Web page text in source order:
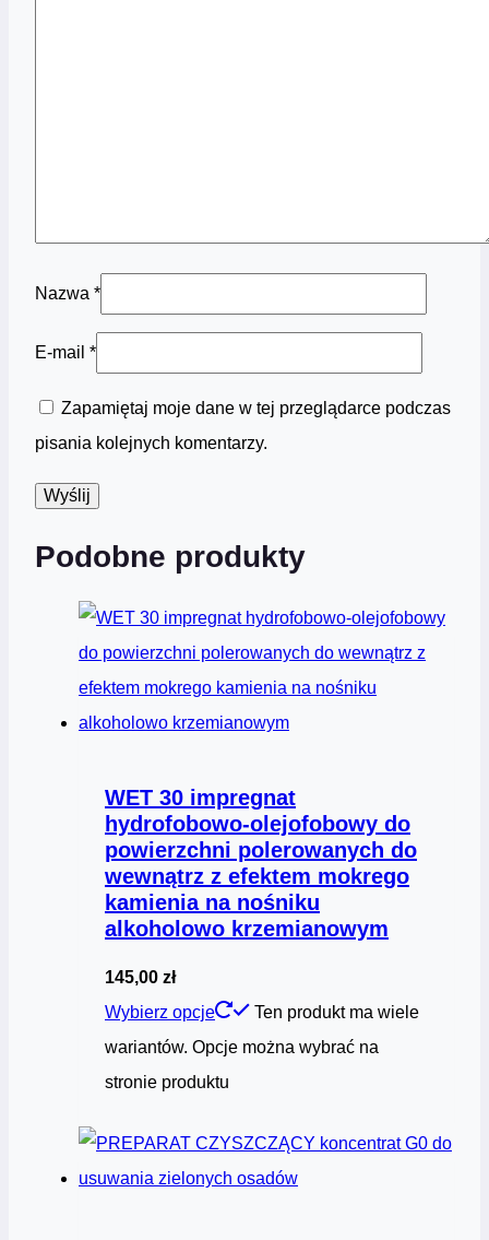
Nazwa *
E-mail *
Zapamiętaj moje dane w tej przeglądarce podczas
pisania kolejnych komentarzy.
Podobne produkty
WET 30 impregnat
hydrofobowo-olejofobowy do
powierzchni polerowanych do
wewnątrz z efektem mokrego
kamienia na nośniku
alkoholowo krzemianowym
145,00 zł
Wybierz opcje
Ten produkt ma wiele
wariantów. Opcje można wybrać na
stronie produktu